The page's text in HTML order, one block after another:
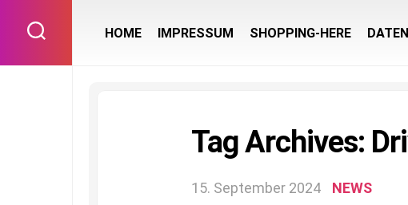
content
HOME IMPRESSUM SHOPPING-HERE
Tag Archives:
15. September 2024 NEWS